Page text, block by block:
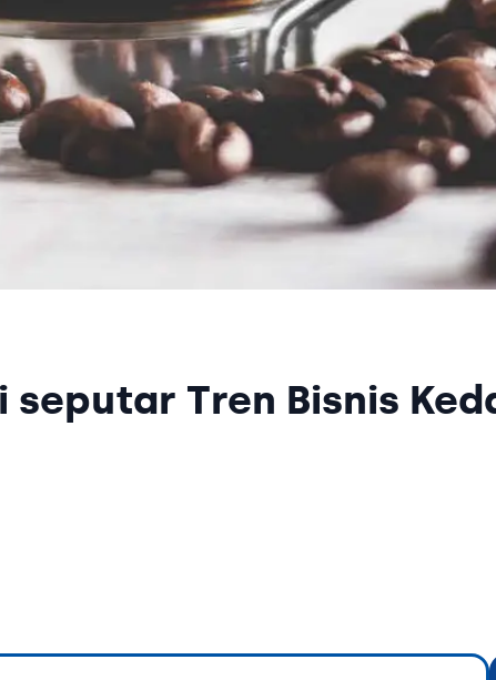
Tren Bisnis